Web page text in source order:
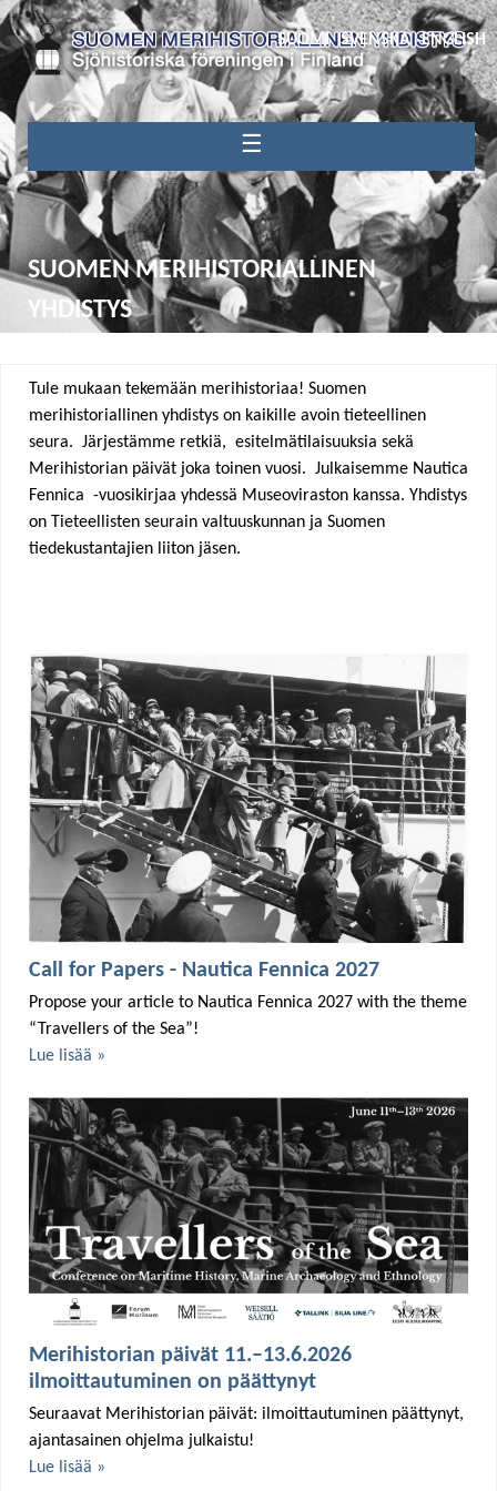
☰
SUOMI SVENSKA ENGLISH
SUOMEN MERIHISTORIALLINEN
YHDISTYS
Tule mukaan tekemään merihistoriaa! Suomen
merihistoriallinen yhdistys on kaikille avoin tieteellinen
seura. Järjestämme retkiä, esitelmätilaisuuksia sekä
Merihistorian päivät joka toinen vuosi. Julkaisemme Nautica
Fennica -vuosikirjaa yhdessä Museoviraston kanssa. Yhdistys
on Tieteellisten seurain valtuuskunnan ja Suomen
tiedekustantajien liiton jäsen.
Call for Papers - Nautica Fennica 2027
Propose your article to Nautica Fennica 2027 with the theme
“Travellers of the Sea”!
Lue lisää »
Merihistorian päivät 11.–13.6.2026
ilmoittautuminen on päättynyt
Seuraavat Merihistorian päivät: ilmoittautuminen päättynyt,
ajantasainen ohjelma julkaistu!
Lue lisää »